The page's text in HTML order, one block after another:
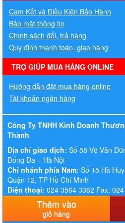
Thêm vào
giỏ hàng
Cam Kết và Điều Kiện Bảo Hành
Bảo mật thông tin
Chính sách đổi, trả hàng
Quy định thanh toán, giao hàng
TRỢ GIÚP MUA HÀNG ONLINE
Hướng dẫn đặt mua hàng online
Tài khoản ngân hàng
Công Ty TNHH Kinh Doanh
Thành
Địa chỉ giao dịch: Số 58 Võ Văn
Đống Đa – Hà Nội
Chi nhánh phía Nam: Số 15 Hà
Quận 12, TP Hồ Chí Minh
Điện thoại: 024 3564 3362 Fax:
Hotline:083. 647. 5555 - 0936.
thitruongit.vn@gmail.com